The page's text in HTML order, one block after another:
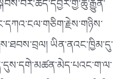
ཡིན་ནའང་ཁྱིམ་དུ་